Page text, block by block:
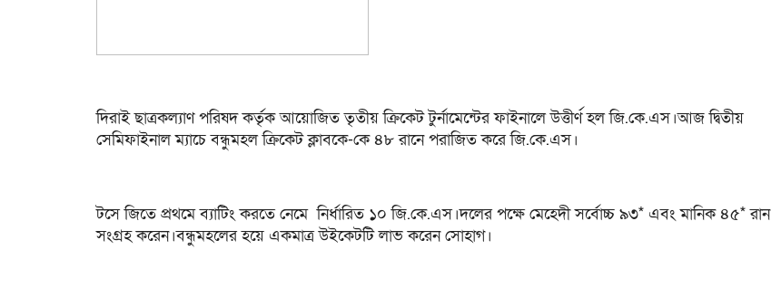
দিরাই ছাত্রকল্যাণ পরিষদ কর্তৃক আয়োজিত তৃতীয় ক্রিকেট টুর্নামেন্টের ফাইনালে উত্তীর্ণ হল জি.কে.এস।আজ দ্বিতীয়
সেমিফাইনাল ম্যাচে বন্ধুমহল ক্রিকেট ক্লাবকে-কে ৪৮ রানে পরাজিত করে জি.কে.এস।
টসে জিতে প্রথমে ব্যাটিং করতে নেমে নির্ধারিত ১০ জি.কে.এস।দলের পক্ষে মেহেদী সর্বোচ্চ ৯৩* এবং মানিক ৪৫* রান
সংগ্রহ করেন।বন্ধুমহলের হয়ে একমাত্র উইকেটটি লাভ করেন সোহাগ।